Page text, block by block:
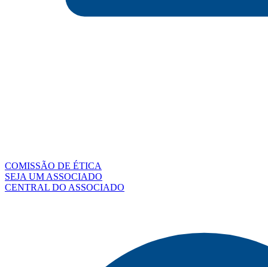
COMISSÃO DE ÉTICA
SEJA UM ASSOCIADO
CENTRAL DO ASSOCIADO